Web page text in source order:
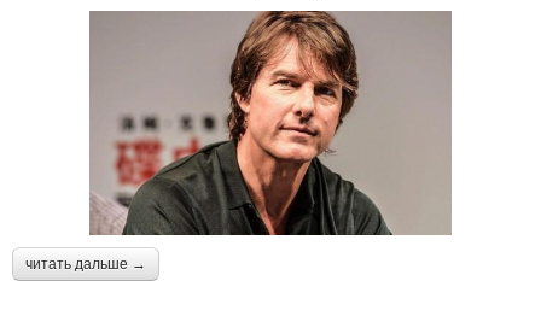
читать дальше →